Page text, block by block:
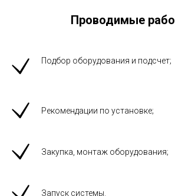
Проводимые
Подбор оборудования и подсчет;
Рекомендации по установке;
Закупка, монтаж оборудования;
Запуск системы.